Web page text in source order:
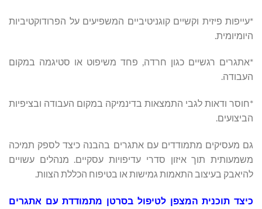
*עייפות פיזית וקשיים קוגניטיביים המשפיעים על הפרודוקטיביות
היומיומית.
*אתגרים רגשיים כגון חרדה, פחד משיפוט או סטיגמה במקום
העבודה.
*חוסר ודאות לגבי התמצאות בדינמיקה במקום העבודה ובציפיות
הביצועים.
גם מעסיקים מתמודדים עם אתגרים בהבנה כיצד לספק תמיכה
משמעותית תוך איזון סדרי עדיפויות עסקיים. מנהלים עשויים
להיאבק בעיצוב התאמות גמישות או בטיפוח הכללת הצוות.
כיצד תוכנית המצפן לטיפול בסרטן מתמודדת עם אתגרים